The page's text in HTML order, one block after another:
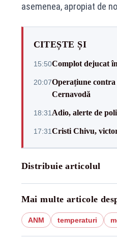
asemenea, apropiat de
CITEȘTE ȘI
15:50Complot dejucat
20:07Operațiune
Cernavodă
18:31 Adio, alerte de
17:31Cristi Chivu,
Distribuie articolul
Mai multe articole
ANM temperaturi